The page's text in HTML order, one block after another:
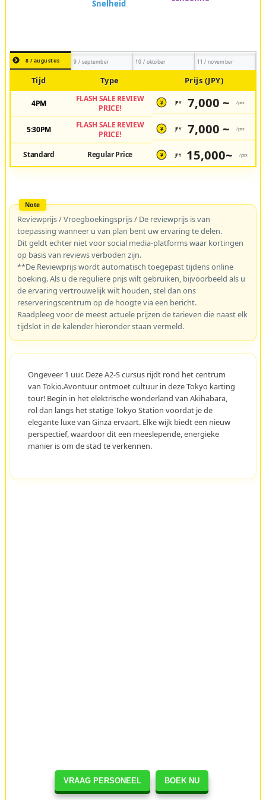
VRAAG PERSONEEL BOEK NU
8 / augustus 9 / september 10 / oktober 11 / november
Tijd Type Prijs (JPY)
4PM
FLASH SALE REVIEW
PRICE!
¥ JPY 7,000 ~ /pax
5:30PM
FLASH SALE REVIEW
PRICE!
¥ JPY 7,000 ~ /pax
Standard Regular Price ¥ JPY 15,000~ /pax
Reviewprijs / Vroegboekingsprijs / De reviewprijs is van
toepassing wanneer u van plan bent uw ervaring te delen.
Dit geldt echter niet voor social media-platforms waar kortingen
op basis van reviews verboden zijn.
**De Reviewprijs wordt automatisch toegepast tijdens online
boeking. Als u de reguliere prijs wilt gebruiken, bijvoorbeeld als u
de ervaring vertrouwelijk wilt houden, stel dan ons
reserveringscentrum op de hoogte via een bericht.
Raadpleeg voor de meest actuele prijzen de tarieven die naast elk
tijdslot in de kalender hieronder staan vermeld.
Ongeveer 1 uur. Deze A2-S cursus rijdt rond het centrum
van Tokio.Avontuur ontmoet cultuur in deze Tokyo karting
tour! Begin in het elektrische wonderland van Akihabara,
rol dan langs het statige Tokyo Station voordat je de
elegante luxe van Ginza ervaart. Elke wijk biedt een nieuw
perspectief, waardoor dit een meeslepende, energieke
manier is om de stad te verkennen.